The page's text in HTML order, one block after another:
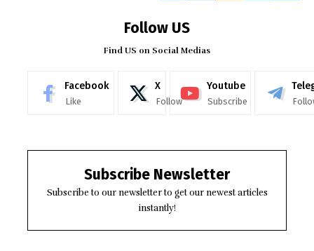
Follow US
Find US on Social Medias
Facebook
Like
X
Follow
Youtube
Subscribe
Subscribe Newsletter
Subscribe to our newsletter to get our newest articles
instantly!